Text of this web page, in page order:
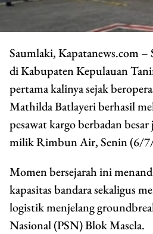
Saumlaki, Kapatanews.com –
di Kabupaten Kepulauan
pertama kalinya sejak
Mathilda Batlayeri berhasil
pesawat kargo berbadan
milik Rimbun Air, Senin (6/
Momen bersejarah ini
kapasitas bandara sekaligus
logistik menjelang
Nasional (PSN) Blok Masela.